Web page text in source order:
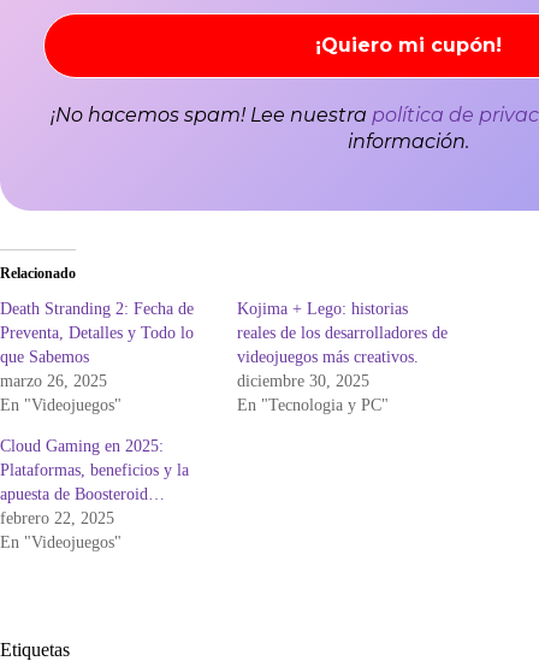
¡No hacemos spam! Lee nuestra política de
información.
Relacionado
Death Stranding 2: Fecha de
Preventa, Detalles y Todo lo
que Sabemos
marzo 26, 2025
En "Videojuegos"
Kojima + Lego: historias
reales de los desarrolladores de
videojuegos más creativos.
diciembre 30, 2025
En "Tecnologia y PC"
Cloud Gaming en 2025:
Plataformas, beneficios y la
apuesta de Boosteroid…
febrero 22, 2025
En "Videojuegos"
Etiquetas